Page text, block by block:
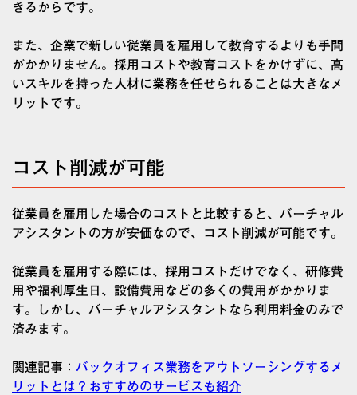
きるからです。
また、企業で新しい従業員を雇用して教育するよりも手間
がかかりません。採用コストや教育コストをかけずに、高
いスキルを持った人材に業務を任せられることは大きなメ
リットです。
コスト削減が可能
従業員を雇用した場合のコストと比較すると、バーチャル
アシスタントの方が安価なので、コスト削減が可能です。
従業員を雇用する際には、採用コストだけでなく、研修費
用や福利厚生日、設備費用などの多くの費用がかかりま
す。しかし、バーチャルアシスタントなら利用料金のみで
済みます。
関連記事： バックオフィス業務をアウトソーシングするメ
リットとは？おすすめのサービスも紹介